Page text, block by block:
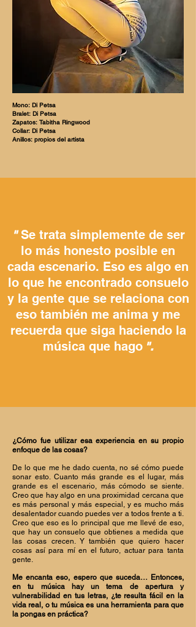
Mono: Di Petsa
Bralet: Di Petsa
Zapatos: Tabitha Ringwood
Collar: Di Petsa
Anillos: propios del artista
" Se trata simplemente de ser
lo más honesto posible en
cada escenario. Eso es algo en
lo que he encontrado consuelo
y la gente que se relaciona con
eso también me anima y me
recuerda que siga haciendo la
música que hago ".
¿Cómo fue utilizar esa experiencia en su propio
enfoque de las cosas?
De lo que me he dado cuenta, no sé cómo puede
sonar esto. Cuanto más grande es el lugar, más
grande es el escenario, más cómodo se siente.
Creo que hay algo en una proximidad cercana que
es más personal y más especial, y es mucho más
desalentador cuando puedes ver a todos frente a ti.
Creo que eso es lo principal que me llevé de eso,
que hay un consuelo que obtienes a medida que
las cosas crecen. Y también que quiero hacer
cosas así para mí en el futuro, actuar para tanta
gente.
Me encanta eso, espero que suceda… Entonces,
en tu música hay un tema de apertura y
vulnerabilidad en tus letras, ¿te resulta fácil en la
vida real, o tu música es una herramienta para que
la pongas en práctica?